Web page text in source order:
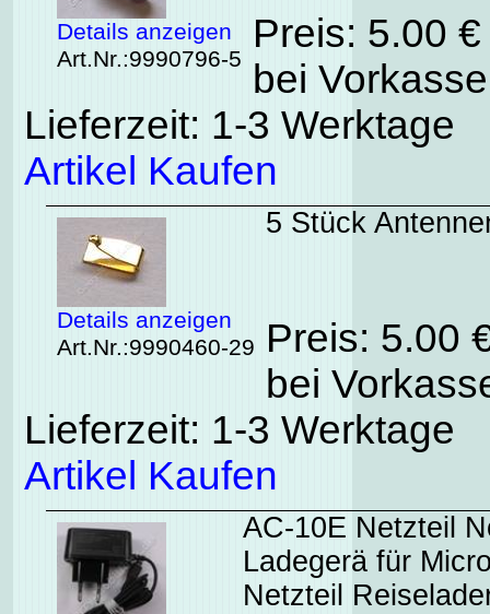
Details anzeigen
Art.Nr.:9990796-5
Preis: 5.00
bei
Lieferzeit: 1-3 Werktage
Artikel Kaufen
Details anzeigen
Art.Nr.:9990460-29
5 Stück
Preis: 5.00
bei
Lieferzeit: 1-3 Werktage
Artikel Kaufen
AC-10E Netzteil
Ladegerä für
Netzteil